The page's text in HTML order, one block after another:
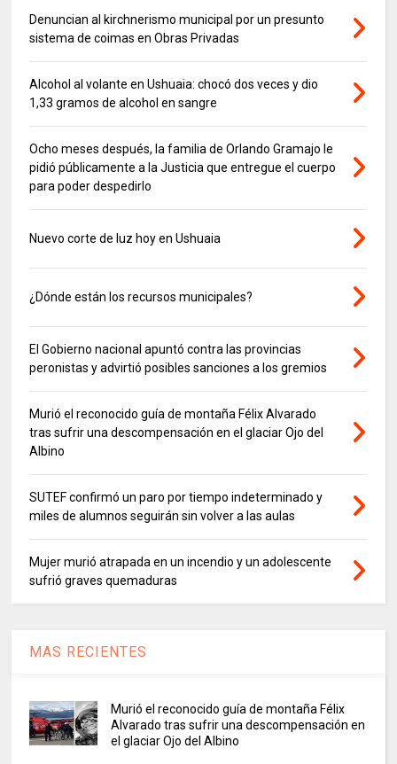
Denuncian al kirchnerismo municipal por un presunto
sistema de coimas en Obras Privadas
Alcohol al volante en Ushuaia: chocó dos veces y dio
1,33 gramos de alcohol en sangre
Ocho meses después, la familia de Orlando Gramajo le
pidió públicamente a la Justicia que entregue el cuerpo
para poder despedirlo
Nuevo corte de luz hoy en Ushuaia
¿Dónde están los recursos municipales?
El Gobierno nacional apuntó contra las provincias
peronistas y advirtió posibles sanciones a los gremios
Murió el reconocido guía de montaña Félix Alvarado
tras sufrir una descompensación en el glaciar Ojo del
Albino
SUTEF confirmó un paro por tiempo indeterminado y
miles de alumnos seguirán sin volver a las aulas
Mujer murió atrapada en un incendio y un adolescente
sufrió graves quemaduras
MAS RECIENTES
Murió el reconocido guía de montaña Félix
Alvarado tras sufrir una descompensación en
el glaciar Ojo del Albino